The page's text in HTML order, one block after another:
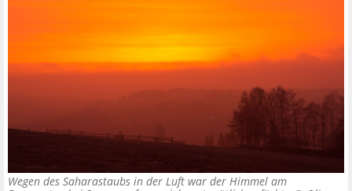
Wegen des Saharastaubs in der Luft war der Himmel am